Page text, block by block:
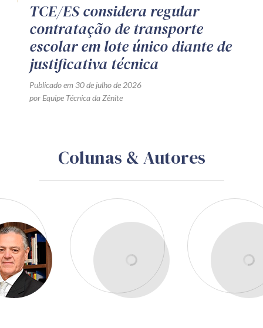
TCE/ES considera regular
contratação de transporte
escolar em lote único diante de
justificativa técnica
Publicado em 30 de julho de 2026
por Equipe Técnica da Zênite
Colunas & Autores